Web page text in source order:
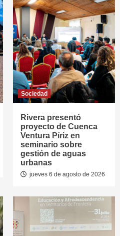
Sociedad
Rivera presentó
proyecto de Cuenca
Ventura Píriz en
seminario sobre
gestión de aguas
urbanas
jueves 6 de agosto de 2026